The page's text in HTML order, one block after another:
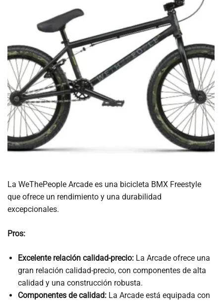
La WeThePeople Arcade es una bicicleta BMX Freestyle
que ofrece un rendimiento y una durabilidad
excepcionales.
Pros:
Excelente relación calidad-precio:La Arcade ofrece una
gran relación calidad-precio, con componentes de alta
calidad y una construcción robusta.
Componentes de calidad:La Arcade está equipada con